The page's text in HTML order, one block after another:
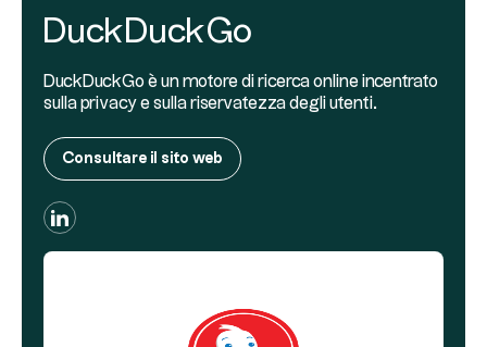
DuckDuckGo
DuckDuckGo è un motore di ricerca online incentrato
sulla privacy e sulla riservatezza degli utenti.
Consultare il sito web